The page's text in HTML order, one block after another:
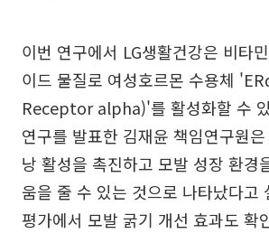
이번 연구에서 LG생활건강은 비타
이드 물질로 여성호르몬 수용체
Receptor alpha)'를 활성화할 수
연구를 발표한 김재윤 책임연구원
낭 활성을 촉진하고 모발 성장 환경
움을 줄 수 있는 것으로 나타났다고
평가에서 모발 굵기 개선 효과도 확